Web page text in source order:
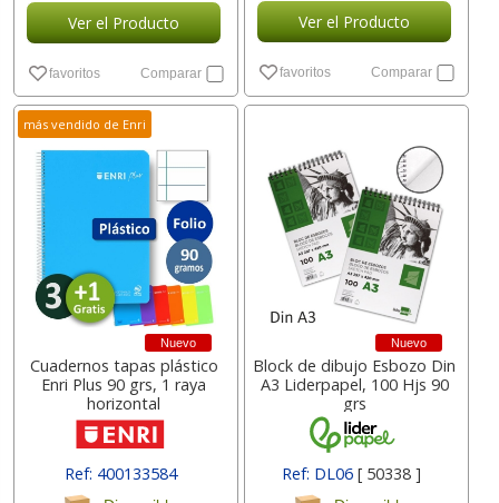
Ver el Producto
favoritos Comparar
Ver el Producto
favoritos Comparar
más vendido de Enri
Nuevo
Cuadernos tapas plástico
Enri Plus 90 grs, 1 raya
horizontal
Ref: 400133584
Nuevo
Block de dibujo Esbozo Din
A3 Liderpapel, 100 Hjs 90
grs
Ref: DL06 [ 50338 ]